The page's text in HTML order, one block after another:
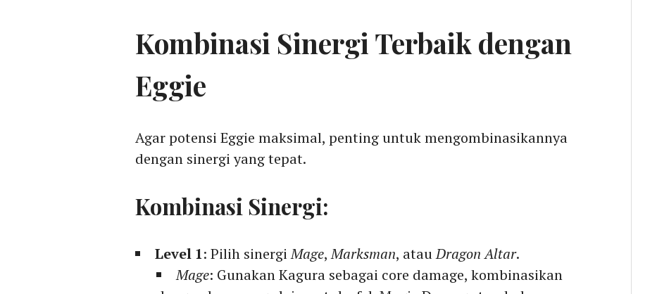
Kombinasi Sinergi Terbaik dengan
Eggie
Agar potensi Eggie maksimal, penting untuk mengombinasikannya
dengan sinergi yang tepat.
Kombinasi Sinergi:
Level 1: Pilih sinergiMage,Marksman, atauDragon Altar.
Mage: Gunakan Kagura sebagai core damage, kombinasikan